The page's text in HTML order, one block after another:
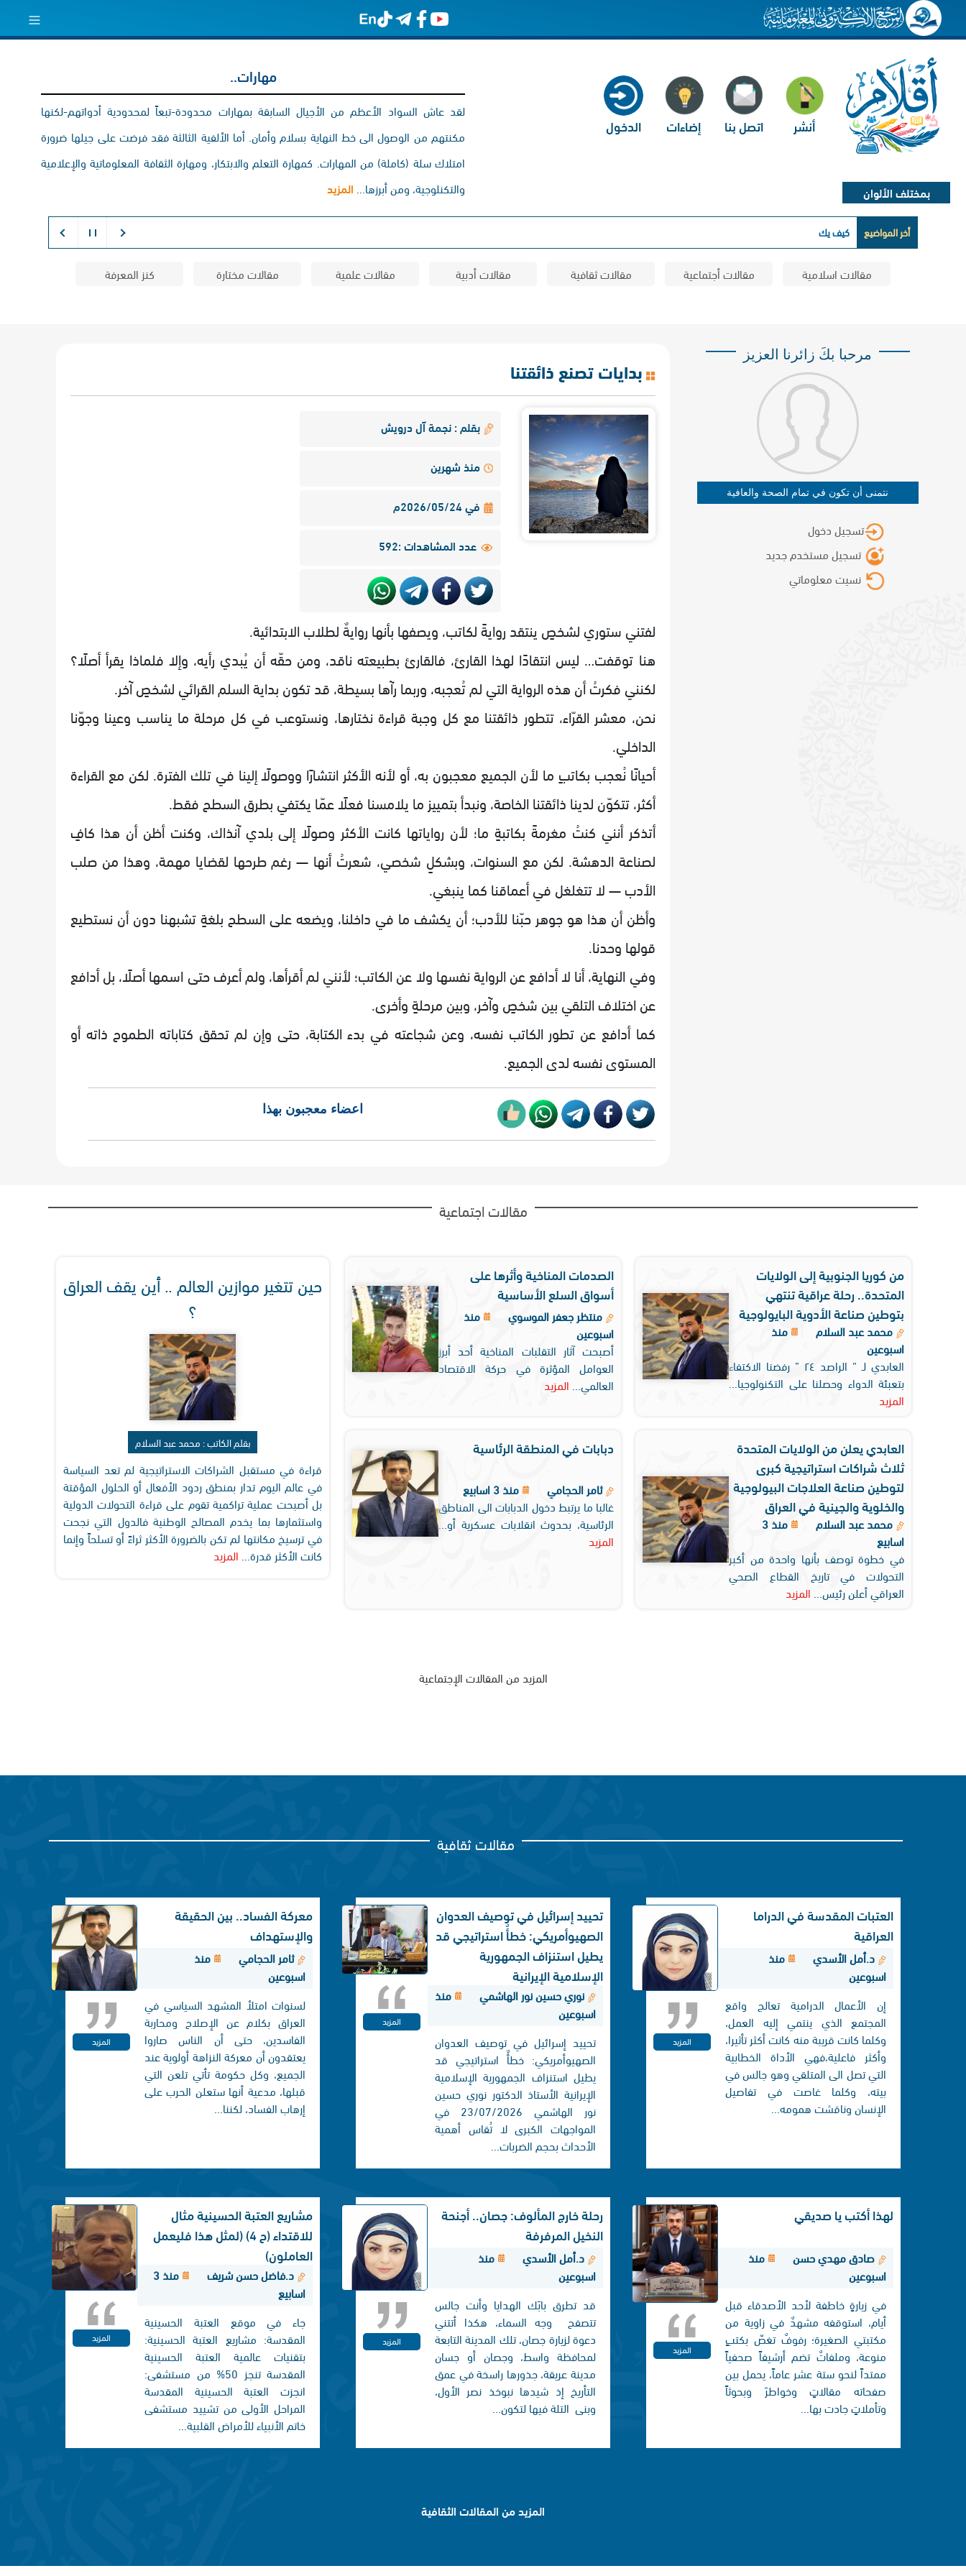
بمختلف الألوان
أنشر اتصل بنا إضاءات الدخول
مهارات..
لقد عاش السواد الأعظم من الأجيال السابقة بمهارات محدودة-تبعاً لمحدودية أدواتهم-لكنها
مكنتهم من الوصول الى خط النهاية بسلام وأمان. أما الألفية الثالثة فقد فرضت على جيلها ضرورة
امتلاك سلة (كاملة) من المهارات. كمهارة التعلم والابتكار، ومهارة الثقافة المعلوماتية والإعلامية
والتكنلوجية، ومن أبرزها... المزيد
أخر المواضيع كيف يكشف تحليل الشعر عن تعا
مقالات اسلامية مقالات أجتماعية مقالات ثقافية مقالات أدبية مقالات علمية مقالات مختارة كنز المعرفة
مرحبا بكَ زائرنا العزيز
نتمنى أن تكون في تمام الصحة والعافية
تسجيل دخول
تسجيل مستخدم جديد
نسيت معلوماتي
بدايات تصنع ذائقتنا
بقلم : نجمة آل درويش
منذ شهرين
في 2026/05/24م
عدد المشاهدات :592
لفتني ستوري لشخصٍ ينتقد روايةً لكاتب، ويصفها بأنها روايةٌ لطلاب الابتدائية.
هنا توقفت… ليس انتقادًا لهذا القارئ، فالقارئ بطبيعته ناقد، ومن حقّه أن يُبدي رأيه، وإلا فلماذا يقرأ أصلًا؟
لكنني فكرتُ أن هذه الرواية التي لم تُعجبه، وربما رآها بسيطة، قد تكون بداية السلم القرائي لشخصٍ آخر.
نحن، معشر القرّاء، تتطور ذائقتنا مع كل وجبة قراءة نختارها، ونستوعب في كل مرحلة ما يناسب وعينا وجوّنا
الداخلي.
أحيانًا نُعجب بكاتبٍ ما لأن الجميع معجبون به، أو لأنه الأكثر انتشارًا ووصولًا إلينا في تلك الفترة. لكن مع القراءة
أكثر، تتكوّن لدينا ذائقتنا الخاصة، ونبدأ بتمييز ما يلامسنا فعلًا عمّا يكتفي بطرق السطح فقط.
أتذكر أنني كنتُ مغرمةً بكاتبةٍ ما؛ لأن رواياتها كانت الأكثر وصولًا إلى بلدي آنذاك، وكنت أظن أن هذا كافٍ
لصناعة الدهشة. لكن مع السنوات، وبشكلٍ شخصي، شعرتُ أنها — رغم طرحها لقضايا مهمة، وهذا من صلب
الأدب — لا تتغلغل في أعماقنا كما ينبغي.
وأظن أن هذا هو جوهر حبّنا للأدب؛ أن يكشف ما في داخلنا، ويضعه على السطح بلغةٍ تشبهنا دون أن نستطيع
قولها وحدنا.
وفي النهاية، أنا لا أدافع عن الرواية نفسها ولا عن الكاتب؛ لأنني لم أقرأها، ولم أعرف حتى اسمها أصلًا، بل أدافع
عن اختلاف التلقي بين شخصٍ وآخر، وبين مرحلةٍ وأخرى.
كما أدافع عن تطور الكاتب نفسه، وعن شجاعته في بدء الكتابة، حتى وإن لم تحقق كتاباته الطموح ذاته أو
المستوى نفسه لدى الجميع.
اعضاء معجبون بهذا
مقالات اجتماعية
من كوريا الجنوبية إلى الولايات
المتحدة.. رحلة عراقية تنتهي
بتوطين صناعة الأدوية البايولوجية
محمد عبد السلام
منذ
اسبوعين
العابدي لـ ” الراصد ٢٤ ” رفضنا الاكتفاء
بتعبئة الدواء وحصلنا على التكنولوجيا...
المزيد
الصدمات المناخية وأثرها على
أسواق السلع الأساسية
منتظر جعفر الموسوي
منذ
اسبوعين
أصبحت آثار التقلبات المناخية أحد أبرز
العوامل المؤثرة في حركة الاقتصاد
العالمي...
المزيد
العابدي يعلن من الولايات المتحدة
ثلاث شراكات استراتيجية كبرى
لتوطين صناعة العلاجات البيولوجية
والخلوية والجينية في العراق
محمد عبد السلام
منذ 3
اسابيع
في خطوة توصف بأنها واحدة من أكبر
التحولات في تاريخ القطاع الصحي
العراقي أعلن رئيس...
المزيد
دبابات في المنطقة الرئاسية
ثامر الحجامي
منذ 3 اسابيع
غالبا ما يرتبط دخول الدبابات الى المناطق
الرئاسية، بحدوث انقلابات عسكرية أو...
المزيد
حين تتغير موازين العالم .. أين يقف العراق
؟
بقلم الكاتب : محمد عبد السلام
قراءة في مستقبل الشراكات الاستراتيجية لم تعد السياسة
في عالم اليوم تدار بمنطق ردود الأفعال أو الحلول المؤقتة
بل أصبحت عملية تراكمية تقوم على قراءة التحولات الدولية
واستثمارها بما يخدم المصالح الوطنية فالدول التي نجحت
في ترسيخ مكانتها لم تكن بالضرورة الأكثر ثراءً أو تسلحاً وإنما
كانت الأكثر قدرة... المزيد
المزيد من المقالات الإجتماعية
مقالات ثقافية
العتبات المقدسة في الدراما
العراقية
د.أمل الأسدي
منذ
اسبوعين
إن الأعمال الدرامية تعالج واقع
المجتمع الذي ينتمي إليه العمل،
وكلما كانت قريبة منه كانت أكثر تأثيرا،
وأكثر فاعلية،فهي الأداة الخطابية
التي تصل الی المتلقي وهو جالس في
بيته، وكلما غاصت في تفاصيل
الإنسان وناقشت همومه...
المزيد
تحييد إسرائيل في توصيف العدوان
الصهيوأمريكي: خطأٌ استراتيجي قد
يطيل استنزاف الجمهورية
الإسلامية الإيرانية
نوري حسين نور الهاشمي
منذ
اسبوعين
تحييد إسرائيل في توصيف العدوان
الصهيوأمريكي: خطأٌ استراتيجي قد
يطيل استنزاف الجمهورية الإسلامية
الإيرانية الأستاذ الدكتور نوري حسين
نور الهاشمي 23/07/2026 في
المواجهات الكبرى لا تُقاس أهمية
الأحداث بحجم الضربات...
المزيد
معركة الفساد.. بين الحقيقة
والإستهداف
ثامر الحجامي
منذ
اسبوعين
لسنوات امتلأ المشهد السياسي في
العراق بكلام عن الإصلاح ومحاربة
الفاسدين، حتى أن الناس صاروا
يعتقدون أن معركة النزاهة أولوية عند
الجميع، وكل حكومة تأتي تلعن التي
قبلها، مدعية أنها ستعلن الحرب على
إرهاب الفساد، لكننا...
المزيد
لهذا أكتب يا صديقي
صادق مهدي حسن
منذ
اسبوعين
في زيارةٍ خاطفة لأحد الأصدقاء قبل
أيام، استوقفه مشهدٌ في زاوية من
مكتبتي الصغيرة؛ رفوفٌ تغصّ بكتبٍ
منوعة، وملفاتٌ تضم أرشيفاً صحفياً
ممتداً لنحو ستة عشر عاماً، يحمل بين
صفحاته مقالاتٍ وخواطرَ وبحوثاً
وتأملاتٍ جادت بها...
المزيد
رحلة خارج المألوف: جصان.. أجنحة
النخيل المرفرفة
د.أمل الأسدي
منذ
اسبوعين
قد تطرق بابَك الهدايا وأنت جالس
تتصفح وجه السماء، هكذا أتتني
دعوة لزيارة جصان، تلك المدينة التابعة
لمحافظة واسط، وجصان أو جسان
مدينة عريقة، جذورها راسخة في عمق
التأريخ إذ شيدها نبوخذ نصر الأول،
وبنی التلة فيها لتكون...
المزيد
مشاريع العتبة الحسينية مثال
للاقتداء (ح 4) (لمثل هذا فليعمل
العاملون)
د.فاضل حسن شريف
منذ 3
اسابيع
جاء في موقع العتبة الحسينية
المقدسة: مشاريع العتبة الحسينية:
بتقنيات عالمية العتبة الحسينية
المقدسة تنجز 50% من مستشفى:
انجزت العتبة الحسينية المقدسة
المراحل الأولى من تشييد مستشفى
خاتم الأنبياء للأمراض القلبية...
المزيد
المزيد من المقالات الثقافية